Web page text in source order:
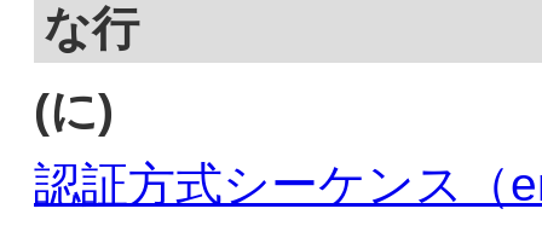
な行
(に)
認証方式シーケンス（